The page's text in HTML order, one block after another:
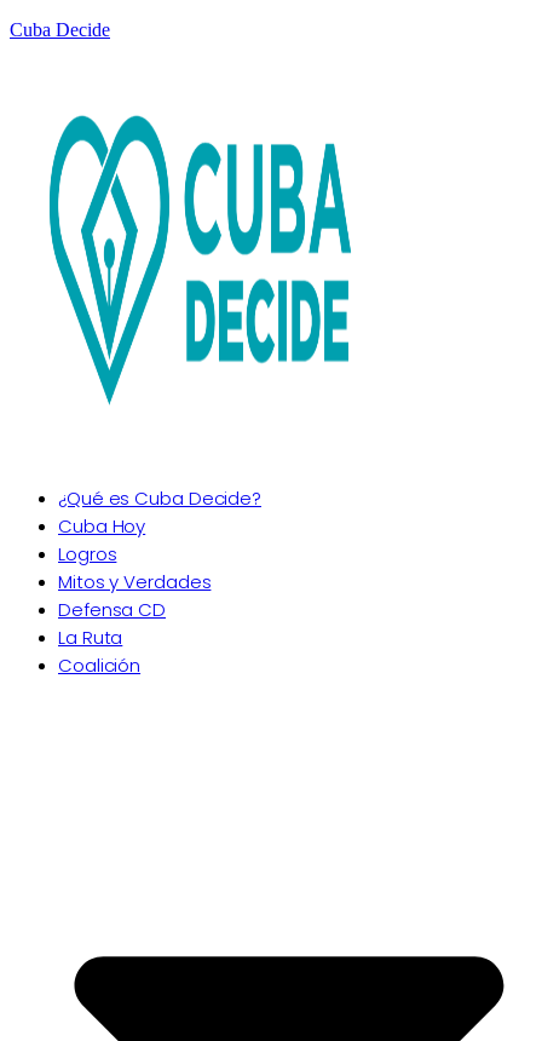
Cuba Decide
¿Qué es Cuba Decide?
Cuba Hoy
Logros
Mitos y Verdades
Defensa CD
La Ruta
Coalición